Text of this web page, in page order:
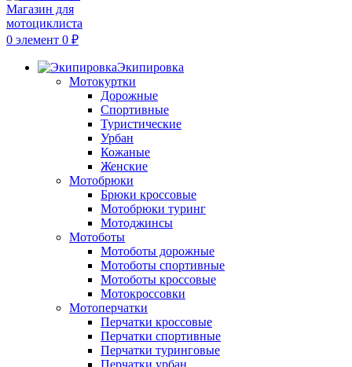
0 элемент 0 ₽
Экипировка
Мотокуртки
Дорожные
Спортивные
Туристические
Урбан
Кожаные
Женские
Мотобрюки
Брюки кроссовые
Мотобрюки туринг
Мотоджинсы
Мотоботы
Мотоботы дорожные
Мотоботы спортивные
Мотоботы кроссовые
Мотокроссовки
Мотоперчатки
Перчатки кроссовые
Перчатки спортивные
Перчатки туринговые
Перчатки урбан